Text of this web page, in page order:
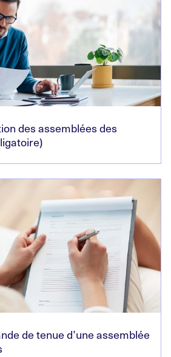
des assemblées des
de tenue d’une assemblée